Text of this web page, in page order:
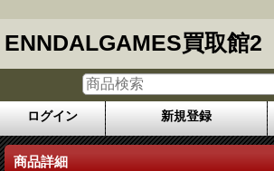
ENNDALGAMES買取館2
ログイン 新規登録
商品詳細